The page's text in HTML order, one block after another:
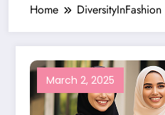
Home DiversityInFashion
March 2, 2025